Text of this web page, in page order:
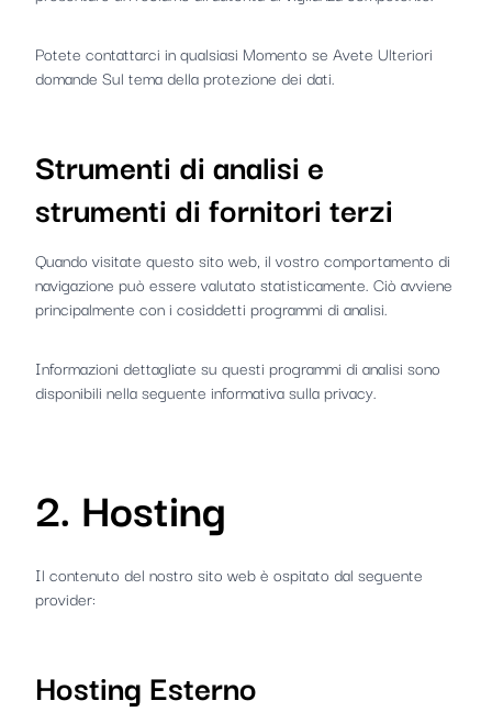
Potete contattarci in qualsiasi Momento se Avete Ulteriori
domande Sul tema della protezione dei dati.
Strumenti di analisi e
strumenti di fornitori terzi
Quando visitate questo sito web, il vostro comportamento di
navigazione può essere valutato statisticamente. Ciò avviene
principalmente con i cosiddetti programmi di analisi.
Informazioni dettagliate su questi programmi di analisi sono
disponibili nella seguente informativa sulla privacy.
2. Hosting
Il contenuto del nostro sito web è ospitato dal seguente
provider:
Hosting Esterno